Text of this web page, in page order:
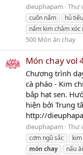
dieuphapam Thư
cuốn nấm
hủ
nấm kim châm xóc
500 Món ăn chay
Món chay vol
Chương trình
cà pháo - Kim
bắp hạt sen.
hiện bởi Trung
http://
dieuphapam Thư
cơm ngũ sắc
món chay nấu